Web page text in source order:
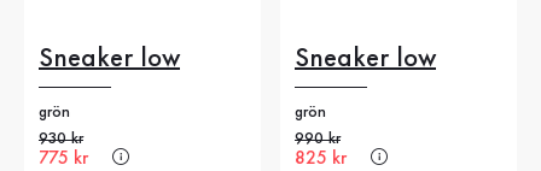
Sneaker low
grön
Gammalt pris
930 kr
Nytt pris
775 kr
Sneaker low
grön
Gammalt pris
990 kr
Nytt pris
825 kr